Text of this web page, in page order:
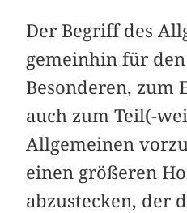
Der Begriff des
gemeinhin für den
Besonderen, zum
auch zum Teil(-
Allgemeinen
einen größeren
abzustecken, der